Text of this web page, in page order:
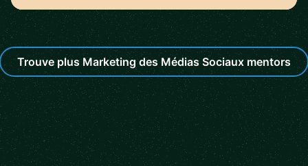
Trouve plus Marketing des Médias Sociaux mentors